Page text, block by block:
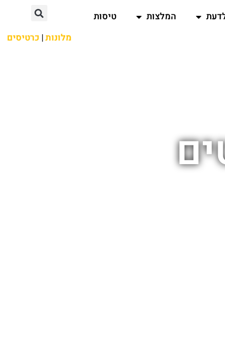
המלצות
טיסות
מלונות| כרטיסים